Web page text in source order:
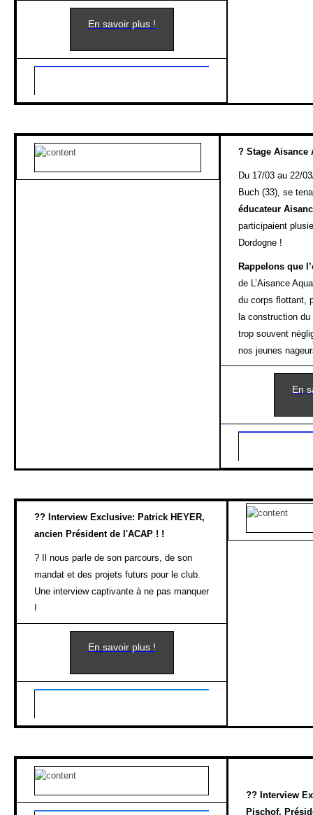
En savoir plus !
? Stage Aisance
Du 17/03 au 22/
Buch (33), se
éducateur
participaient
Dordogne !
Rappelons que
de L’Aisance
du corps flottant,
la construction
trop souvent
nos jeunes
En
?? Interview Exclusive: Patrick HEYER,
ancien Président de l'ACAP ! !
? Il nous parle de son parcours, de son
mandat et des projets futurs pour le club.
Une interview captivante à ne pas manquer
!
En savoir plus !
?? Interview
Pischof,